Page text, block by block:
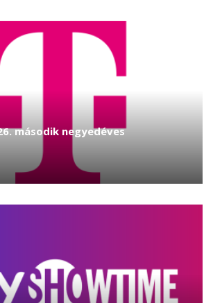
második negyedéves